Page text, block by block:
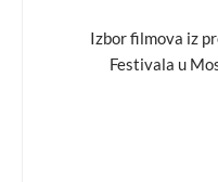
Izbor filmova iz
Festivala u